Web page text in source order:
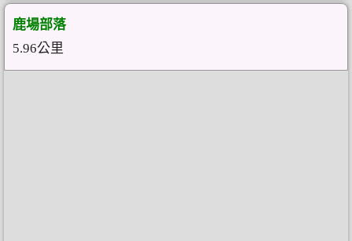
鹿場部落
5.96公里